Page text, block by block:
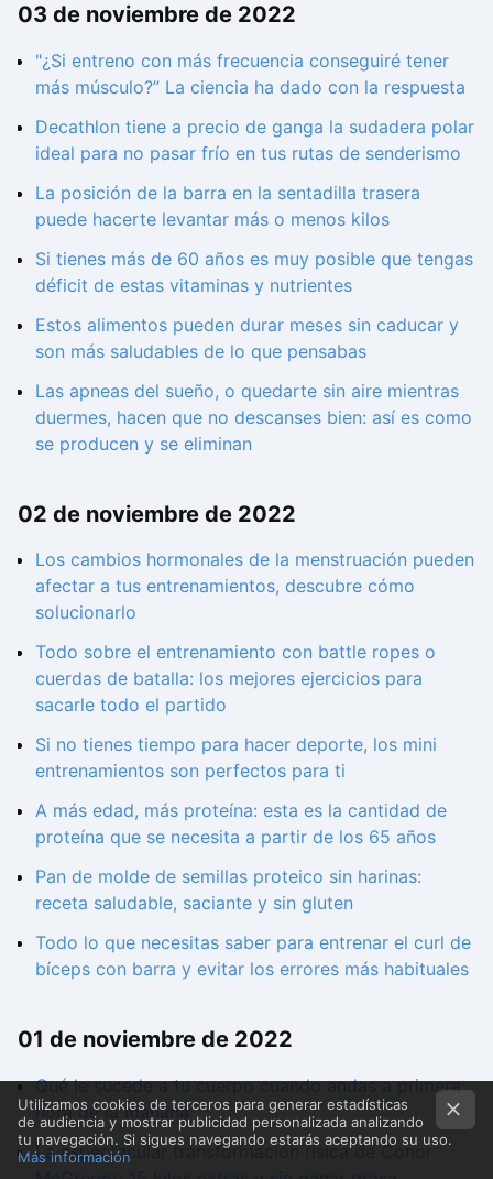
03 de noviembre de 2022
"¿Si entreno con más frecuencia conseguiré tener
más músculo?” La ciencia ha dado con la respuesta
Decathlon tiene a precio de ganga la sudadera polar
ideal para no pasar frío en tus rutas de senderismo
La posición de la barra en la sentadilla trasera
puede hacerte levantar más o menos kilos
Si tienes más de 60 años es muy posible que tengas
déficit de estas vitaminas y nutrientes
Estos alimentos pueden durar meses sin caducar y
son más saludables de lo que pensabas
Las apneas del sueño, o quedarte sin aire mientras
duermes, hacen que no descanses bien: así es como
se producen y se eliminan
02 de noviembre de 2022
Los cambios hormonales de la menstruación pueden
afectar a tus entrenamientos, descubre cómo
solucionarlo
Todo sobre el entrenamiento con battle ropes o
cuerdas de batalla: los mejores ejercicios para
sacarle todo el partido
Si no tienes tiempo para hacer deporte, los mini
entrenamientos son perfectos para ti
A más edad, más proteína: esta es la cantidad de
proteína que se necesita a partir de los 65 años
Pan de molde de semillas proteico sin harinas:
receta saludable, saciante y sin gluten
Todo lo que necesitas saber para entrenar el curl de
bíceps con barra y evitar los errores más habituales
01 de noviembre de 2022
Qué le sucede a tu cuerpo cuando andas a primera
hora de la mañana
La espectacular transformación física de Conor
Utilizamos cookies de terceros para generar estadísticas
de audiencia y mostrar publicidad personalizada analizando
tu navegación. Si sigues navegando estarás aceptando su uso.
Más información